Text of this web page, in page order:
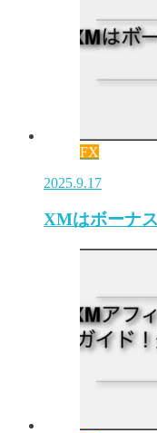
FX
2025.9.17
XMはボーナ